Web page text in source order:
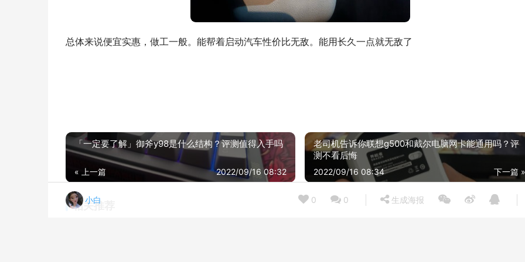
总体来说便宜实惠，做工一般。能帮着启动汽车性价比无敌。能用长久一点就无敌了
小白 0 0 生成海报
「一定要了解」御斧y98是什么结构？评测值得入手吗
« 上一篇 2022/09/16 08:32
老司机告诉你联想g500和戴尔电脑网卡能通用吗？评
测不看后悔
下一篇 »
2022/09/16 08:34
相关推荐